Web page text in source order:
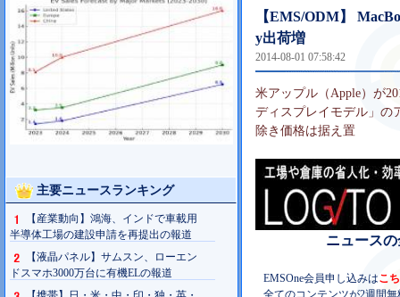
大型TV市場10世代主導の可能性
主要ニュースランキング
【産業動向】鴻海、インドで車載用
半導体工場の建設申請を再提出の報道
【液晶パネル】サムスン、ローエン
ドスマホ3000万台に有機ELの報道
【EMS/ODM】
y出荷増
2014-08-01 07:58:42
米アップル（Apple）が
ディスプレイモデル」の
除き価格は据え置
ニュース
EMSOne会員申し込みはこ
全てのコンテンツが2週間